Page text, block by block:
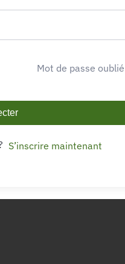
Mot de passe
S’inscrire maintenant